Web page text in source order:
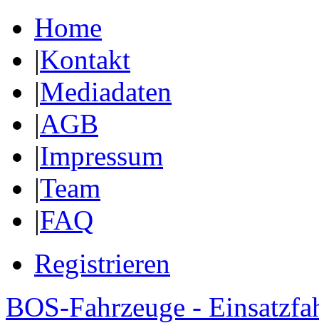
Home
|Kontakt
|Mediadaten
|AGB
|Impressum
|Team
|FAQ
Registrieren
BOS-Fahrzeuge -